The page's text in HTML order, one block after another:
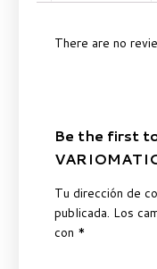
There are no
Be the first
Tu dirección de
publicada. Los
con *